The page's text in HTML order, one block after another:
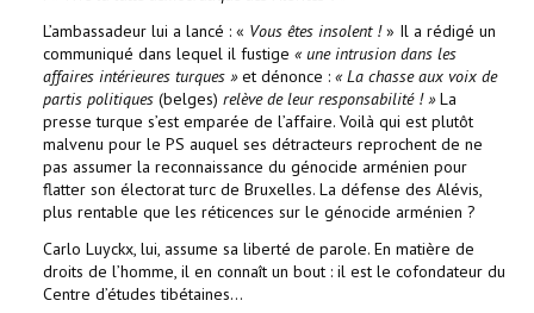
L’ambassadeur lui a lancé : « Vous êtes insolent !» Il a rédigé un
communiqué dans lequel il fustige « une intrusion dans les
affaires intérieures turques »et dénonce : « La chasse aux voix de
partis politiques (belges) relève de leur responsabilité ! »La
presse turque s’est emparée de l’affaire. Voilà qui est plutôt
malvenu pour le PS auquel ses détracteurs reprochent de ne
pas assumer la reconnaissance du génocide arménien pour
flatter son électorat turc de Bruxelles. La défense des Alévis,
plus rentable que les réticences sur le génocide arménien ?
Carlo Luyckx, lui, assume sa liberté de parole. En matière de
droits de l’homme, il en connaît un bout : il est le cofondateur du
Centre d’études tibétaines…